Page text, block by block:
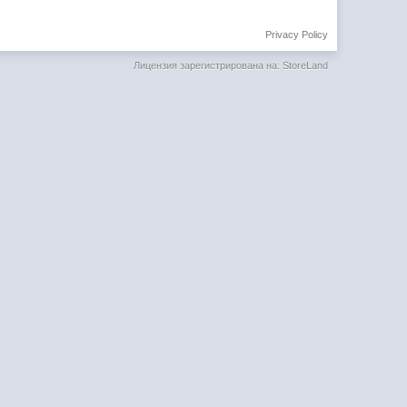
Privacy Policy
Лицензия зарегистрирована на: StoreLand